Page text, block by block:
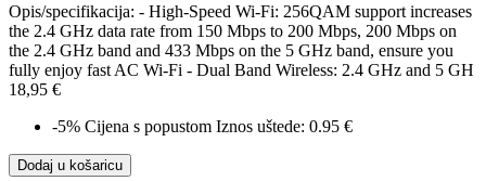
Opis/specifikacija: - High-Speed Wi-Fi: 256QAM support increases
the 2.4 GHz data rate from 150 Mbps to 200 Mbps, 200 Mbps on
the 2.4 GHz band and 433 Mbps on the 5 GHz band, ensure you
fully enjoy fast AC Wi-Fi - Dual Band Wireless: 2.4 GHz and 5 GH
18,95 €
-5% Cijena s popustom Iznos uštede: 0.95 €
Dodaj u košaricu